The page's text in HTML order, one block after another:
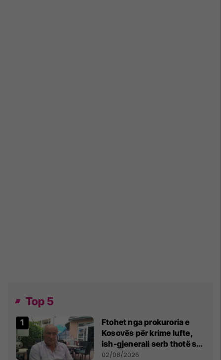
Top 5
Ftohet nga prokuroria e
Kosovës për krime lufte,
ish-gjenerali serb thotë se
dikush e tradhtoi në
02/08/2026